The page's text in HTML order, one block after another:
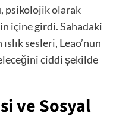
psikolojik olarak
içine girdi. Sahadaki
sesleri, Leao’nun
ciddi şekilde
ve Sosyal